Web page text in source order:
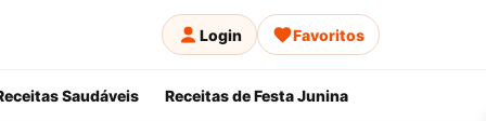
Login Favoritos
Saudáveis Receitas de Festa Junina